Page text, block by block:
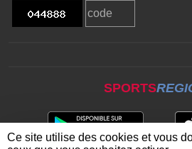
SPORTS
Ce site utilise des cookies et vous